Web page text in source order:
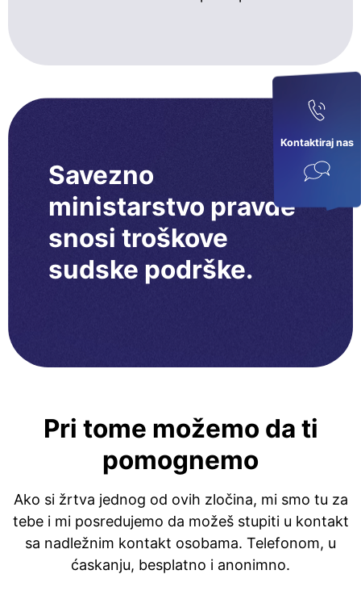
Kontaktiraj nas
Savezno
ministarstvo pravde
snosi troškove
sudske podrške.
Pri tome možemo da ti
pomognemo
Ako si žrtva jednog od ovih zločina, mi smo tu za
tebe i mi posredujemo da možeš stupiti u kontakt
sa nadležnim kontakt osobama. Telefonom, u
ćaskanju, besplatno i anonimno.